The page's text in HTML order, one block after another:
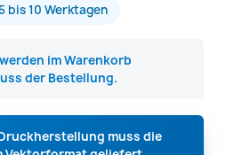
bis 10 Werktagen
im Warenkorb
der Bestellung.
muss die